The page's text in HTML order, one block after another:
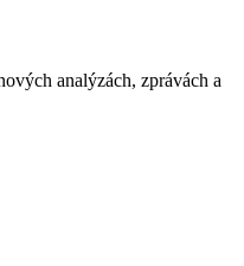
analýzách, zprávách a